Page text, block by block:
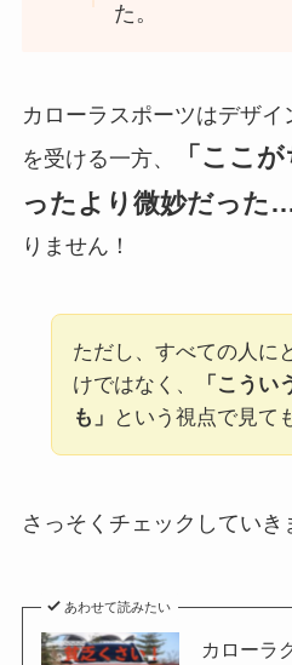
た。
カローラスポーツはデザ
を受ける一方、
「ここ
ったより微妙だった…
りません！
ただし、すべての人に
けではなく、
「こうい
も」
という視点で見て
さっそくチェックしていき
あわせて読みたい
カローラ